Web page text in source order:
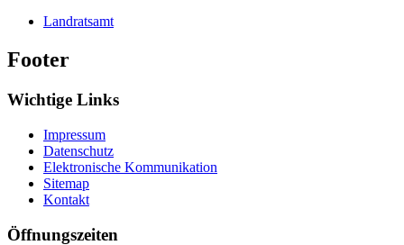
Landratsamt
Footer
Wichtige Links
Impressum
Datenschutz
Elektronische Kommunikation
Sitemap
Kontakt
Öffnungszeiten